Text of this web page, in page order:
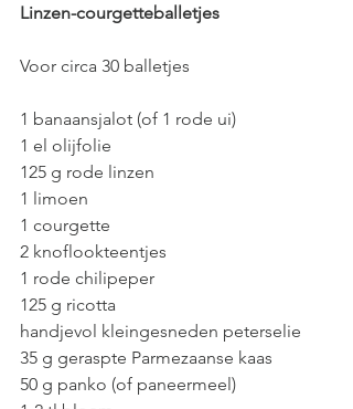
Linzen-courgetteballetjes
Voor circa 30 balletjes
1 banaansjalot (of 1 rode ui)
1 el olijfolie
125 g rode linzen
1 limoen
1 courgette
2 knoflookteentjes
1 rode chilipeper
125 g ricotta
handjevol kleingesneden peterselie
35 g geraspte Parmezaanse kaas
50 g panko (of paneermeel)